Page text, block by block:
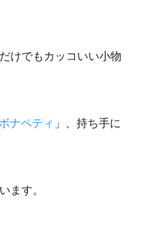
けでもカッコいい小物
ナペティ 」、持ち手に
ます。